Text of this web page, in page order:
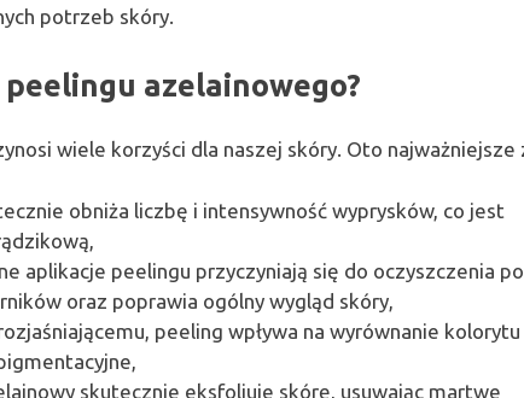
potrzeb skóry.
azelainowego?
wiele korzyści dla naszej skóry. Oto najważniejsze
obniża liczbę i intensywność wyprysków, co jest
aplikacje peelingu przyczyniają się do oczyszczenia
oraz poprawia ogólny wygląd skóry,
peeling wpływa na wyrównanie kolorytu
skutecznie eksfoliuje skórę, usuwając martwe